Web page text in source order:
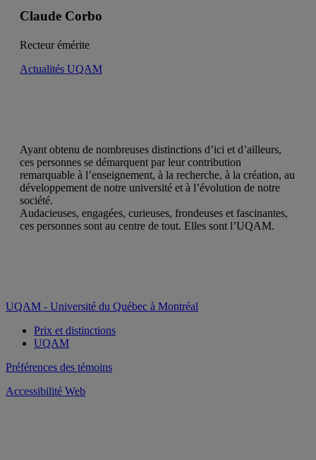
Claude Corbo
Recteur émérite
Actualités UQAM
Ayant obtenu de nombreuses distinctions d’ici et d’ailleurs,
ces personnes se démarquent par leur contribution
remarquable à l’enseignement, à la recherche, à la création, au
développement de notre université et à l’évolution de notre
société.
Audacieuses, engagées, curieuses, frondeuses et fascinantes,
ces personnes sont au centre de tout. Elles sont l’UQAM.
UQAM - Université du Québec à Montréal
Prix et distinctions
UQAM
Préférences des témoins
Accessibilité Web